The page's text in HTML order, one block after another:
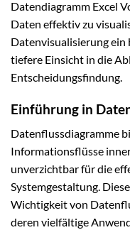
Datendiagramm Excel
Daten effektiv zu
Datenvisualisierung ein
tiefere Einsicht in die
Entscheidungsfindung.
Einführung in
Datenflussdiagramme
Informationsflüsse
unverzichtbar für die
Systemgestaltung.
Wichtigkeit von
deren vielfältige